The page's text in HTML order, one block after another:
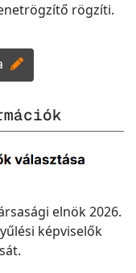
rögzíti.
elnök 2026.
képviselők